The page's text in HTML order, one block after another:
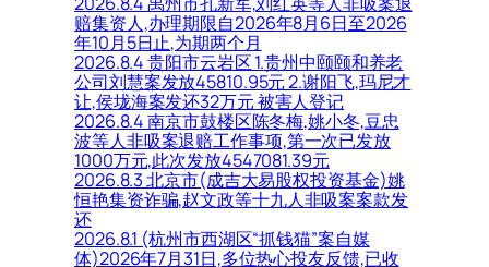
赔集资人,办理期限自2026年8月6日至2026
年10月5日止,为期两个月
2026.8.4 贵阳市云岩区 1.贵州中颐颐和养老
公司刘慧案发放45810.95元 2.谢阳飞,玛尼才
让,侯垅海案发还32万元 被害人登记
2026.8.4 南京市鼓楼区陈冬梅,姚小冬,豆忠
波等人非吸案退赔工作事项,第一次已发放
1000万元,此次发放4547081.39元
2026.8.3 北京市(成吉大易股权投资基金)姚
恒艳集资诈骗,赵文政等十九人非吸案案款发
还
2026.8.1 (杭州市西湖区“抓钱猫”案自媒
体)2026年7月31日,多位热心投友反馈,已收